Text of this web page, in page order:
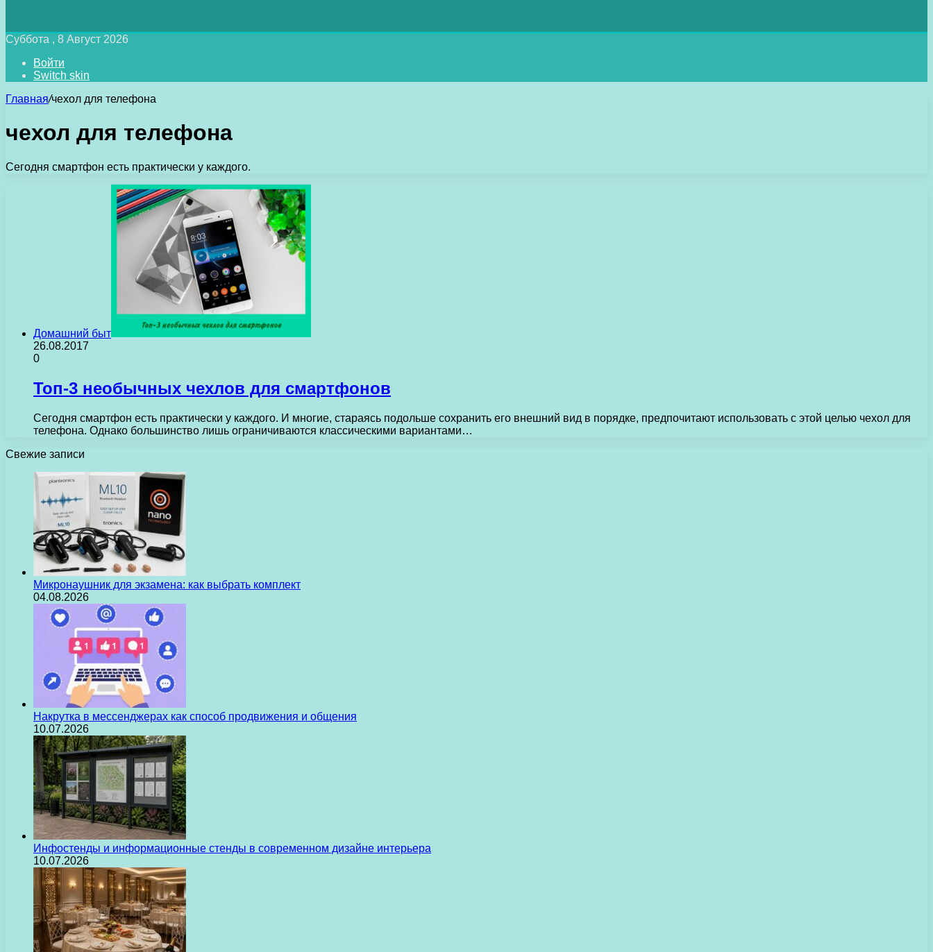
Суббота , 8 Август 2026
Войти
Switch skin
Главная/чехол для телефона
чехол для телефона
Сегодня смартфон есть практически у каждого.
Домашний быт
26.08.2017
0
Топ-3 необычных чехлов для смартфонов
Сегодня смартфон есть практически у каждого. И многие, стараясь подольше сохранить его внешний вид в порядке, предпочитают использовать с этой целью чехол для
телефона. Однако большинство лишь ограничиваются классическими вариантами…
Свежие записи
Микронаушник для экзамена: как выбрать комплект
04.08.2026
Накрутка в мессенджерах как способ продвижения и общения
10.07.2026
Инфостенды и информационные стенды в современном дизайне интерьера
10.07.2026